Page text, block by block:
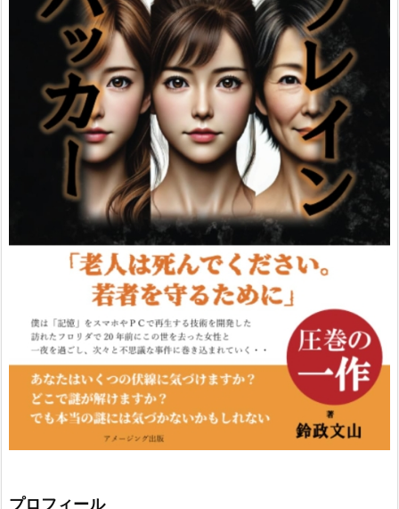
プロフィール